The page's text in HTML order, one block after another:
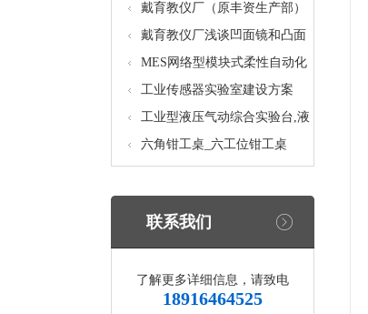
核设备
统_光机电一体化高速分拣实验
实训设备
戴育教仪厂（原丰资生产部）
助力春季高教仪器展
戴育教仪厂浅谈凹面镜和凸面
镜的区别之处
MES网络型模块式柔性自动化
生产线实验系统(八站)_模块柔
性自动化生产线教学实训设备
工业传感器实验室建设方案
工业型液压气动综合实验台,液
压气动综合实训台
六角钳工桌_六工位钳工桌
联系我们
了解更多详细信息，请致电
18916464525